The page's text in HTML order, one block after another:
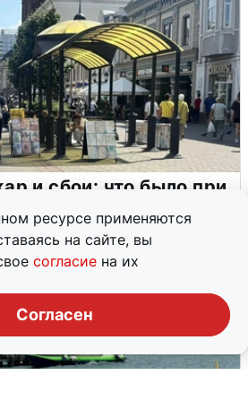
ресурсе применяются
на сайте, вы
согласие на их
Согласен
и сбои: что было при
Прикамье